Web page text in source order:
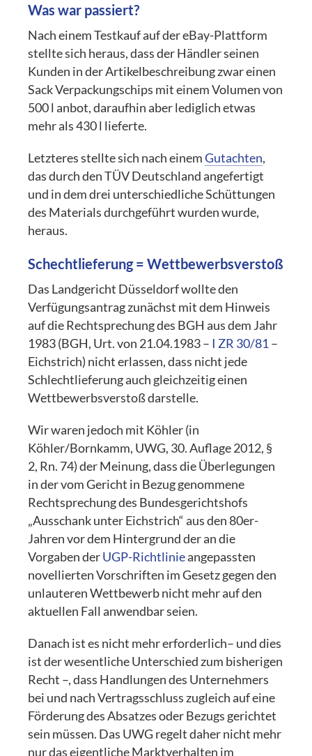
Was war passiert?
Nach einem Testkauf auf der eBay-Plattform
stellte sich heraus, dass der Händler seinen
Kunden in der Artikelbeschreibung zwar einen
Sack Verpackungschips mit einem Volumen von
500 l anbot, daraufhin aber lediglich etwas
mehr als 430 l lieferte.
Letzteres stellte sich nach einemGutachten,
das durch den TÜV Deutschland angefertigt
und in dem drei unterschiedliche Schüttungen
des Materials durchgeführt wurden wurde,
heraus.
Schechtlieferung = Wettbewerbsverstoß
Das Landgericht Düsseldorf wollte den
Verfügungsantrag zunächst mit dem Hinweis
auf die Rechtsprechung des BGH aus dem Jahr
1983 (BGH, Urt. von 21.04.1983 – I ZR 30/81 –
Eichstrich) nicht erlassen, dass nicht jede
Schlechtlieferung auch gleichzeitig einen
Wettbewerbsverstoß darstelle.
Wir waren jedoch mit Köhler (in
Köhler/Bornkamm, UWG, 30. Auflage 2012, §
2, Rn. 74) der Meinung, dass die Überlegungen
in der vom Gericht in Bezug genommene
Rechtsprechung des Bundesgerichtshofs
„Ausschank unter Eichstrich“ aus den 80er-
Jahren vor dem Hintergrund der an die
Vorgaben derUGP-Richtlinieangepassten
novellierten Vorschriften im Gesetz gegen den
unlauteren Wettbewerb nicht mehr auf den
aktuellen Fall anwendbar seien.
Danach ist es nicht mehr erforderlich– und dies
ist der wesentliche Unterschied zum bisherigen
Recht –, dass Handlungen des Unternehmers
bei und nach Vertragsschluss zugleich auf eine
Förderung des Absatzes oder Bezugs gerichtet
sein müssen. Das UWG regelt daher nicht mehr
nur das eigentliche Marktverhalten im